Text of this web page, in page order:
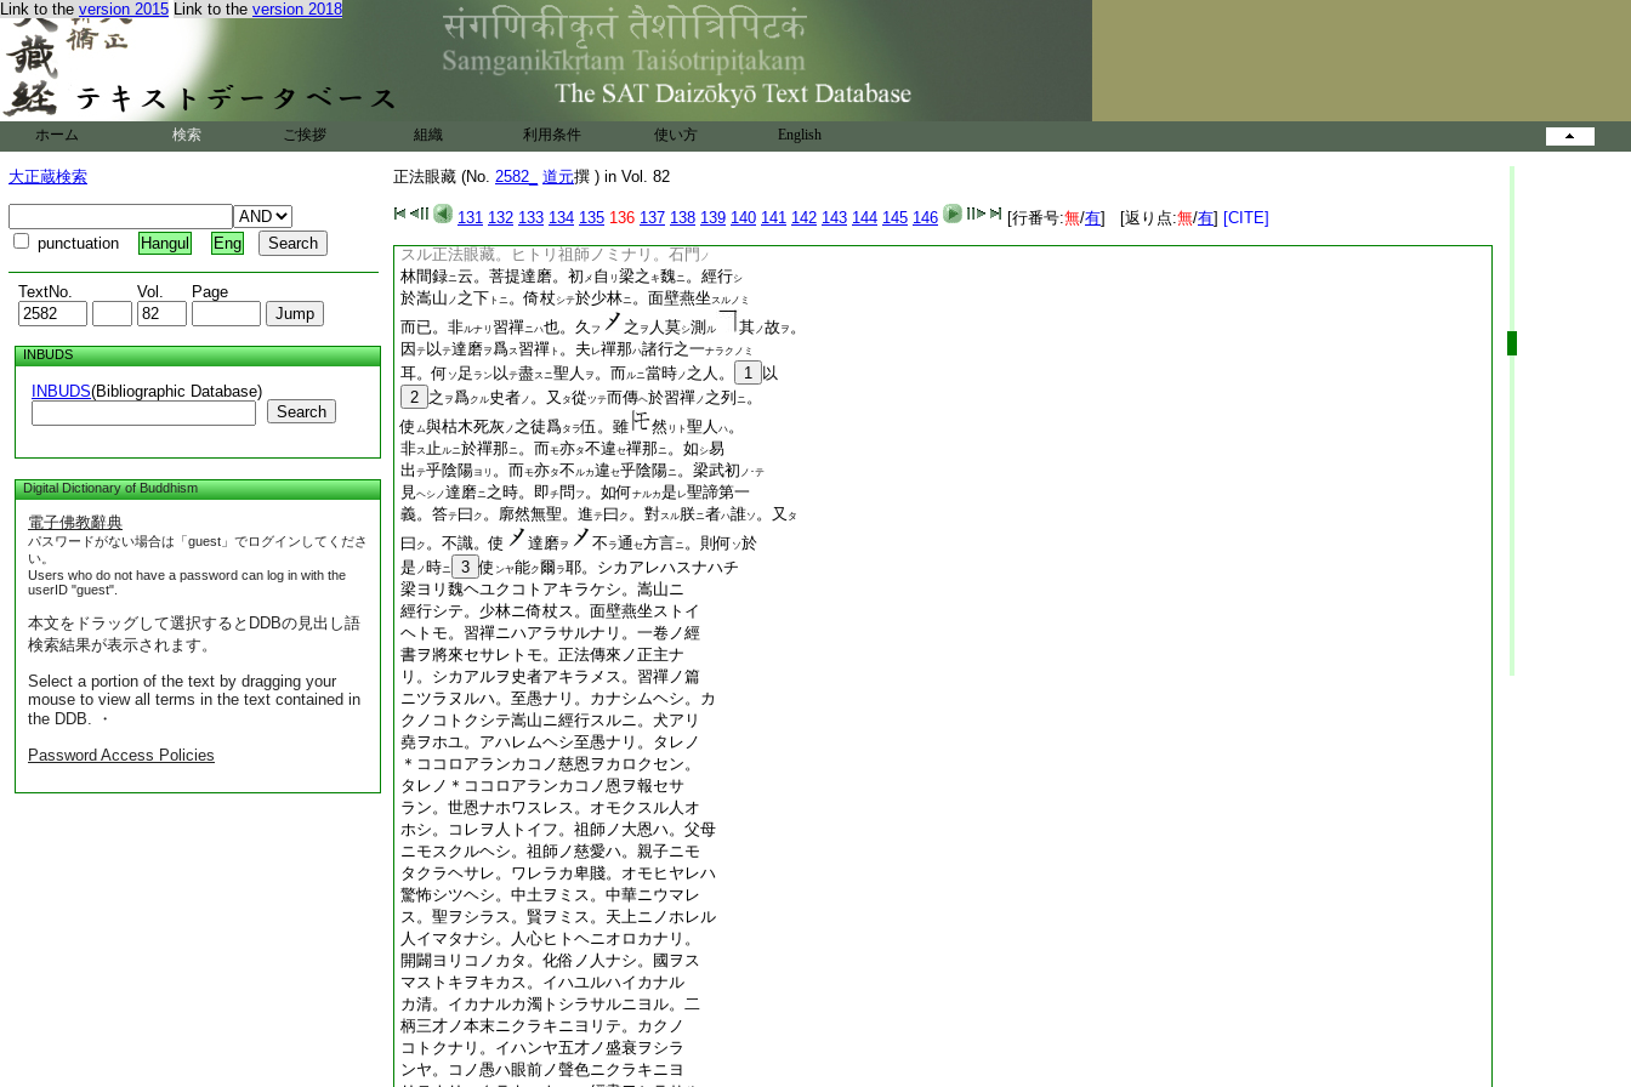
Link to the version 2015 Link to the version 2018
ホーム 検索 ご挨拶 組織 利用条件 使い方 English
大正蔵検索
punctuation Hangul Eng
TextNo. Vol. Page
INBUDS
INBUDS(Bibliographic Database)
Search
Digital Dictionary of Buddhism
電子佛教辭典
パスワードがない場合は「guest」でログインしてくださ
い。
Users who do not have a password can log in with the
userID "guest".
本文をドラッグして選択するとDDBの見出し語
検索結果が表示されます。
Select a portion of the text by dragging your
mouse to view all terms in the text contained in
the DDB. ・
Password Access Policies
正法眼藏 (No. 2582_ 道元撰 ) in Vol. 82
131 132 133 134 135 136 137 138 139 140 141 142 143 144 145 146 [行番号:無/有] [返り点:無/有] [CITE]
テモ。アクマテ正法ヲキクコトヲエタリ。
イマハ田夫農父。野老村童マテモ見聞ス
ル。シカシナカラ祖師航海ノ行持ニスク
ハルルナリ。西天ト中華ト。土風ハルカニ
勝劣セリ。方俗ハルカニ邪正アリ。大忍力
ノ大慈ニアラスヨリハ。傳持法藏ノ大聖。
ムカフヘキ處在ニアラス。住スヘキ道場
ナシ。知人ノ人マレナリ。シハラク嵩山ニ
掛錫スルコト九年ナリ。人コレヲ壁觀婆
羅門トイフ。史者コレヲ習禪ノ列ニ編集
スル正法眼藏。ヒトリ祖師ノミナリ。石門 ノ
林間録ニ云。菩提達磨。初 メ 自 リ 梁之 キ魏ニ。經行シ
於嵩山 ノ 之下 トニ。倚杖シテ於少林ニ。面壁燕坐 スルノミ
而已。非ルナリ 習禪ニハ也。久 フ 之 ヲ 人莫シ測 ル 其ノ故 ヲ 。
因 テ 以テ達磨ヲ爲ス習禪 ト 。夫 レ禪那ハ諸行之一ナラクノミ
耳。何 ソ 足 ラン 以テ盡スニ聖人 ヲ 。而ルニ當時ノ 之人。 1
以
2 之 ヲ爲クル史者ノ 。又 タ從ツテ而傳ヘ於習禪ノ 之列 ニ。
使 ム與枯木死灰ノ 之徒爲タラ伍。雖 然 リト 聖人 ハ。
非ス止ルニ於禪那ニ。而モ亦タ不違セ禪那ニ。如 シ易
出 テ乎陰陽ヨリ 。而モ亦タ不ルカ違セ乎陰陽ニ。梁武初 ノ･テ
見ヘシノ達磨ニ之時。即チ問 フ 。如何ナルカ是 レ聖諦第一
義。答テ曰 ク 。廓然無聖。進テ曰 ク 。對スル朕ニ者ハ誰ソ 。又 タ
曰 ク 。不識。使 達磨ヲ 不 ラ通セ方言ニ。則何 ソ於
是 ノ時ニ 3 使 ンヤ能ク爾 ラ耶。シカアレハスナハチ
梁ヨリ魏ヘユクコトアキラケシ。嵩山ニ
經行シテ。少林ニ倚杖ス。面壁燕坐ストイ
ヘトモ。習禪ニハアラサルナリ。一卷ノ經
書ヲ將來セサレトモ。正法傳來ノ正主ナ
リ。シカアルヲ史者アキラメス。習禪ノ篇
ニツラヌルハ。至愚ナリ。カナシムヘシ。カ
クノコトクシテ嵩山ニ經行スルニ。犬アリ
堯ヲホユ。アハレムヘシ至愚ナリ。タレノ
＊ココロアランカコノ慈恩ヲカロクセン。
タレノ＊ココロアランカコノ恩ヲ報セサ
ラン。世恩ナホワスレス。オモクスル人オ
ホシ。コレヲ人トイフ。祖師ノ大恩ハ。父母
ニモスクルヘシ。祖師ノ慈愛ハ。親子ニモ
タクラヘサレ。ワレラカ卑賤。オモヒヤレハ
驚怖シツヘシ。中土ヲミス。中華ニウマレ
ス。聖ヲシラス。賢ヲミス。天上ニノホレル
人イマタナシ。人心ヒトヘニオロカナリ。
開闢ヨリコノカタ。化俗ノ人ナシ。國ヲス
マストキヲキカス。イハユルハイカナル
カ清。イカナルカ濁トシラサルニヨル。二
柄三才ノ本末ニクラキニヨリテ。カクノ
コトクナリ。イハンヤ五才ノ盛衰ヲシラ
ンヤ。コノ愚ハ眼前ノ聲色ニクラキニヨ